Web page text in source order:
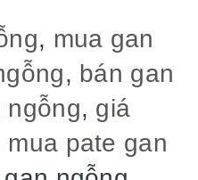
, mua gan
, bán gan
ngỗng, giá
mua pate gan